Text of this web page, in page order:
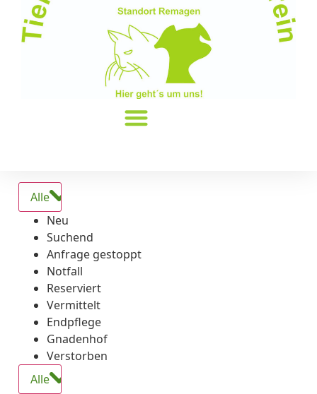
Alle
Neu
Suchend
Anfrage gestoppt
Notfall
Reserviert
Vermittelt
Endpflege
Gnadenhof
Verstorben
Alle